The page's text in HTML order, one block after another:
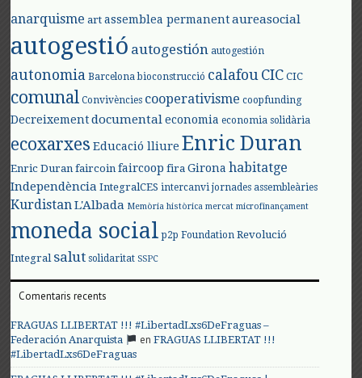
anarquisme art assemblea permanent aureasocial
autogestió autogestión autogestión
autonomia Barcelona bioconstrucció calafouCIC CIC
comunal Convivències cooperativisme coopfunding
Decreixement documental economia economia solidària
ecoxarxes Educació lliure Enric Duran
Enric Duran faircoin faircoop fira Girona habitatge
Independència IntegralCES intercanvi jornades assembleàries
KurdistanL'Albada Memòria històrica mercat microfinançament
moneda social p2p Foundation Revolució
Integral salut solidaritat SSPC
Comentaris recents
FRAGUAS LLIBERTAT !!! #LibertadLxs6DeFraguas –
Federación Anarquista
enFRAGUAS LLIBERTAT !!!
#LibertadLxs6DeFraguas